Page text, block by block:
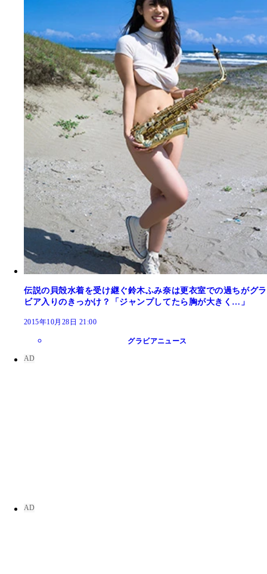
伝説の貝殻水着を受け継ぐ鈴木ふみ奈は更衣室での過ちがグラ
ビア入りのきっかけ？「ジャンプしてたら胸が大きく…」
2015年10月28日 21:00
グラビアニュース